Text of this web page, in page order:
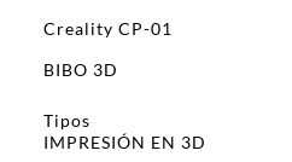
Creality CP-01
BIBO 3D
Tipos
IMPRESIÓN EN 3D